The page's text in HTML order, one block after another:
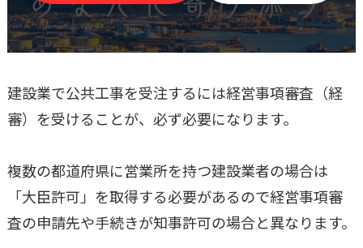
建設業で公共工事を受注するには経営事項審査（経
審）を受けることが、必ず必要になります。
複数の都道府県に営業所を持つ建設業者の場合は
「大臣許可」を取得する必要があるので経営事項審
査の申請先や手続きが知事許可の場合と異なります。